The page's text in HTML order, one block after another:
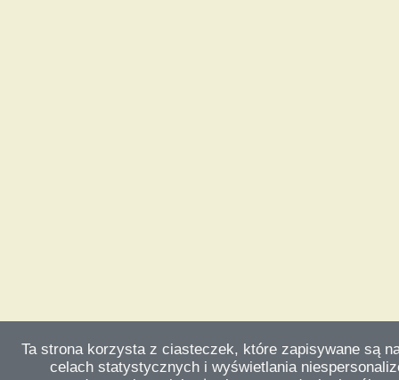
Ta strona korzysta z ciasteczek, które zapisywane są
celach statystycznych i wyświetlania